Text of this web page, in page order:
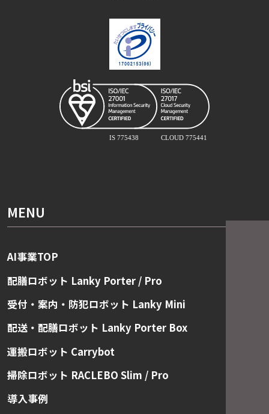
MENU
AI事業TOP
配膳ロボット Lanky Porter / Pro
受付・案内・防犯ロボット Lanky Mini
配送・配膳ロボット Lanky Porter Box
運搬ロボット Carrybot
掃除ロボット RACLEBO Slim / Pro
導入事例